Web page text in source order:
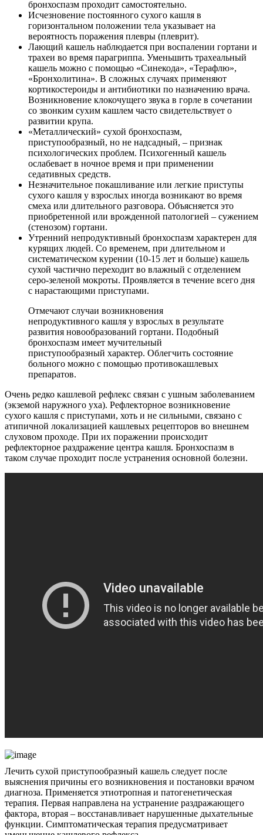
бронхоспазм проходит самостоятельно.
Исчезновение постоянного сухого кашля в
горизонтальном положении тела указывает на
вероятность поражения плевры (плеврит).
Лающий кашель наблюдается при воспалении гортани и
трахеи во время парагриппа. Уменьшить трахеальный
кашель можно с помощью «Синекода», «Терафлю»,
«Бронхолитина». В сложных случаях применяют
кортикостероиды и антибиотики по назначению врача.
Возникновение клокочущего звука в горле в сочетании
со звонким сухим кашлем часто свидетельствует о
развитии крупа.
«Металлический» сухой бронхоспазм,
приступообразный, но не надсадный, – признак
психологических проблем. Психогенный кашель
ослабевает в ночное время и при применении
седативных средств.
Незначительное покашливание или легкие приступы
сухого кашля у взрослых иногда возникают во время
смеха или длительного разговора. Объясняется это
приобретенной или врожденной патологией – сужением
(стенозом) гортани.
Утренний непродуктивный бронхоспазм характерен для
курящих людей. Со временем, при длительном и
систематическом курении (10-15 лет и больше) кашель
сухой частично переходит во влажный с отделением
серо-зеленой мокроты. Проявляется в течение всего дня
с нарастающими приступами.
Отмечают случаи возникновения
непродуктивного кашля у взрослых в результате
развития новообразований гортани. Подобный
бронхоспазм имеет мучительный
приступообразный характер. Облегчить состояние
больного можно с помощью противокашлевых
препаратов.
Очень редко кашлевой рефлекс связан с ушным заболеванием
(экземой наружного уха). Рефлекторное возникновение
сухого кашля с приступами, хоть и не сильными, связано с
атипичной локализацией кашлевых рецепторов во внешнем
слуховом проходе. При их поражении происходит
рефлекторное раздражение центра кашля. Бронхоспазм в
таком случае проходит после устранения основной болезни.
Лечить сухой приступообразный кашель следует после
выяснения причины его возникновения и постановки врачом
диагноза. Применяется этиотропная и патогенетическая
терапия. Первая направлена на устранение раздражающего
фактора, вторая – восстанавливает нарушенные дыхательные
функции. Симптоматическая терапия предусматривает